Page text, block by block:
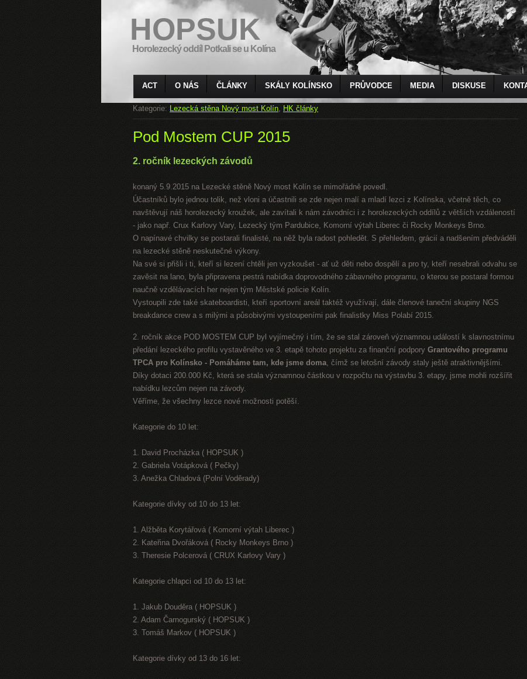
HOPSUK
Horolezecký oddíl Potkali se u Kolína
ACT O NÁS ČLÁNKY SKÁLY KOLÍNSKO PRŮVODCE MEDIA DISKUSE
Kategorie: Lezecká stěna Nový most Kolín, HK články
Pod Mostem CUP 2015
2. ročník lezeckých závodů
konaný 5.9.2015 na Lezecké stěně Nový most Kolín se mimořádně povedl.
Účastníků bylo jednou tolik, než vloni a účastnili se zde nejen malí a mladí lezci z Kolínska, včetně těch, co
navštěvují náš horolezecký kroužek, ale zavítali k nám závodníci i z horolezeckých oddílů z větších vzdáleností
- jako např. Crux Karlovy Vary, Lezecký tým Pardubice, Komorní výtah Liberec či Rocky Monkeys Brno.
O napínavé chvilky se postarali finalisté, na něž byla radost pohledět. S přehledem, grácií a nadšením předváděli
na lezecké stěně neskutečné výkony.
Na své si přišli i ti, kteří si lezení chtěli jen vyzkoušet - ať už děti nebo dospělí a pro ty, kteří nesebrali odvahu se
zavěsit na lano, byla připravena pestrá nabídka doprovodného zábavného programu, o kterou se postaral formou
naučně vzdělávacích her nejen tým Městské policie Kolín.
Vystoupili zde také skateboardisti, kteří sportovní areál taktéž využívají, dále členové taneční skupiny NGS
breakdance crew a s milými a působivými vystoupeními pak finalistky Miss Polabí 2015.
2. ročník akce POD MOSTEM CUP byl vyjímečný i tím, že se stal zároveň významnou událostí k slavnostnímu
předání lezeckého profilu vystavěného ve 3. etapě tohoto projektu za finanční podpory Grantového programu
TPCA pro Kolínsko - Pomáháme tam, kde jsme doma, čímž se letošní závody staly ještě atraktivnějšími.
Díky dotaci 200.000 Kč, která se stala významnou částkou v rozpočtu na výstavbu 3. etapy, jsme mohli rozšířit
nabídku lezcům nejen na závody.
Věříme, že všechny lezce nové možnosti potěší.
Kategorie do 10 let:
1. David Procházka ( HOPSUK )
2. Gabriela Votápková ( Pečky)
3. Anežka Chladová (Polní Voděrady)
Kategorie dívky od 10 do 13 let:
1. Alžběta Korytářová ( Komorní výtah Liberec )
2. Kateřina Dvořáková ( Rocky Monkeys Brno )
3. Theresie Polcerová ( CRUX Karlovy Vary )
Kategorie chlapci od 10 do 13 let:
1. Jakub Douděra ( HOPSUK )
2. Adam Čarnogurský ( HOPSUK )
3. Tomáš Markov ( HOPSUK )
Kategorie dívky od 13 do 16 let: